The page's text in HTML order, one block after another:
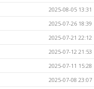
2025-08-05 13:31
2025-07-26 18:39
2025-07-21 22:12
2025-07-12 21:53
2025-07-11 15:28
2025-07-08 23:07